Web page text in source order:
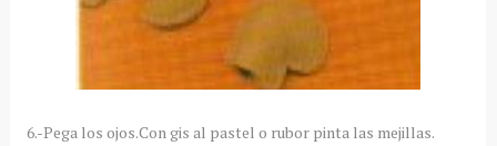
6.-Pega los ojos.Con gis al pastel o rubor pinta las mejillas.